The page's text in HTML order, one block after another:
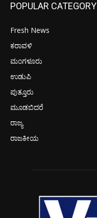
POPULAR CATEGORY
Fresh News
ಕರಾವಳಿ
ಮಂಗಳೂರು
ಉಡುಪಿ
ಪುತ್ತೂರು
ಮೂಡಬಿದರೆ
ರಾಜ್ಯ
ರಾಜಕೀಯ